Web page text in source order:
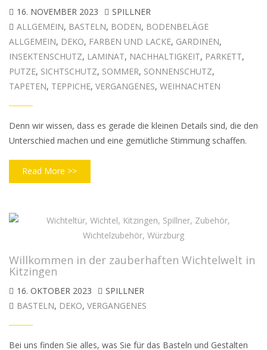
16. NOVEMBER 2023
SPILLNER
ALLGEMEIN, BASTELN, BODEN, BODENBELÄGE
ALLGEMEIN, DEKO, FARBEN UND LACKE, GARDINEN,
INSEKTENSCHUTZ, LAMINAT, NACHHALTIGKEIT, PARKETT,
PUTZE, SICHTSCHUTZ, SOMMER, SONNENSCHUTZ,
TAPETEN, TEPPICHE, VERGANGENES, WEIHNACHTEN
Denn wir wissen, dass es gerade die kleinen Details sind, die den
Unterschied machen und eine gemütliche Stimmung schaffen.
Read More >>
Willkommen in der zauberhaften Wichtelwelt in
Kitzingen
16. OKTOBER 2023
SPILLNER
BASTELN, DEKO, VERGANGENES
Bei uns finden Sie alles, was Sie für das Basteln und Gestalten